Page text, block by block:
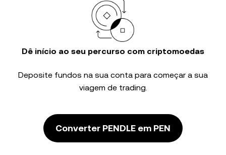
Dê início ao seu percurso com criptomoedas
Deposite fundos na sua conta para começar a sua
viagem de trading.
Converter PENDLE em PEN